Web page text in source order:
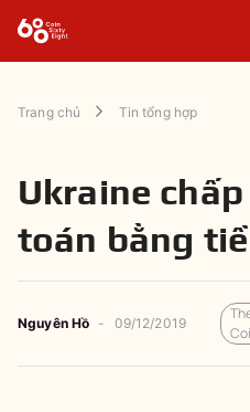
Trang chủ Tin tổng hợp
Ukraine
toán bằng
Nguyên Hồ - 09/12/2019